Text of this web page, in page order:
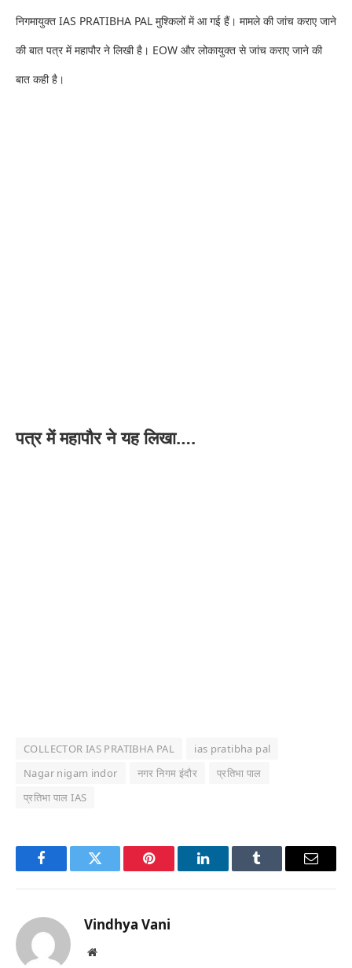
निगमायुक्त IAS PRATIBHA PAL मुश्किलों में आ गई हैं। मामले की जांच कराए जाने
की बात पत्र में महापौर ने लिखी है। EOW और लोकायुक्त से जांच कराए जाने की
बात कही है।
पत्र में महापौर ने यह लिखा….
COLLECTOR IAS PRATIBHA PAL
ias pratibha pal
Nagar nigam indor
नगर निगम इंदौर
प्रतिभा पाल
प्रतिभा पाल IAS
FacebookTwitter Pinterest LinkedInTumblr Email
Vindhya Vani
Website